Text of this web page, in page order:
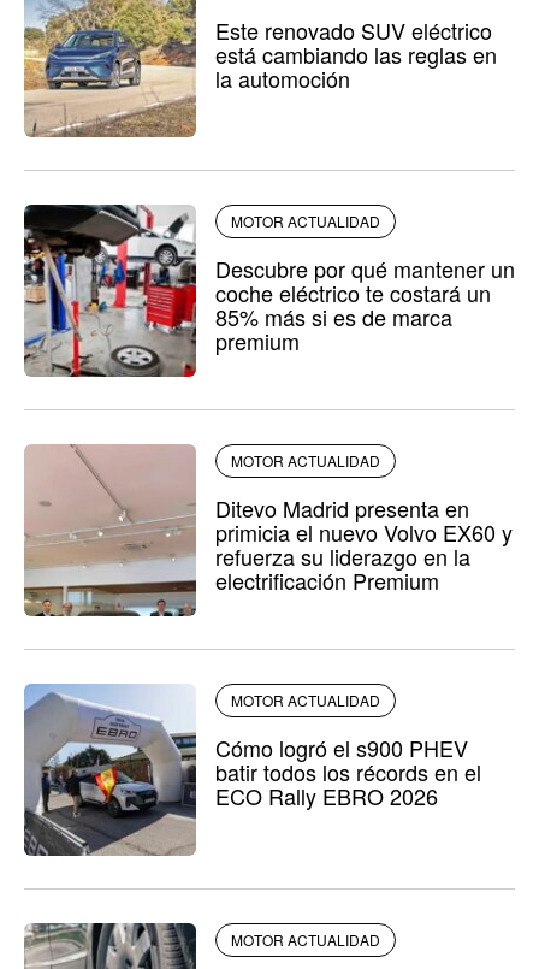
Este renovado SUV eléctrico
está cambiando las reglas en
la automoción
MOTOR ACTUALIDAD
Descubre por qué mantener un
coche eléctrico te costará un
85% más si es de marca
premium
MOTOR ACTUALIDAD
Ditevo Madrid presenta en
primicia el nuevo Volvo EX60 y
refuerza su liderazgo en la
electrificación Premium
MOTOR ACTUALIDAD
Cómo logró el s900 PHEV
batir todos los récords en el
ECO Rally EBRO 2026
MOTOR ACTUALIDAD